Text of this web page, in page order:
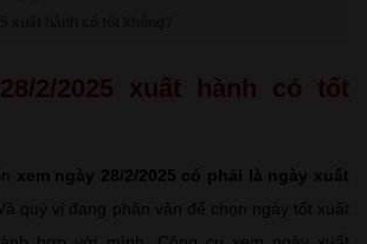
2/2025 xuất hành có tốt
xem ngày 28/2/2025 có phải là ngày xuất
quý vị đang phân vân để chọn ngày tốt xuất